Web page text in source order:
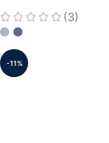
(3)
-11%